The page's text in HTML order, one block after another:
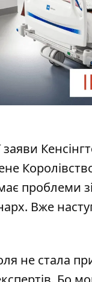
проблеми
Вже
не стала